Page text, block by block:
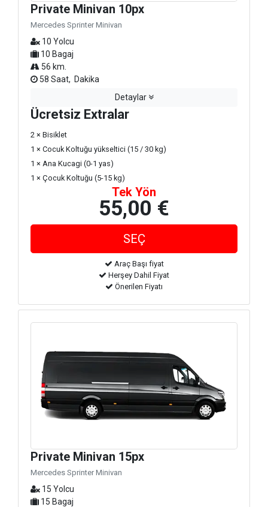
Private Minivan 10px
Mercedes Sprinter Minivan
10 Yolcu
10 Bagaj
56 km.
58 Saat, Dakika
Detaylar
Ücretsiz Extralar
2 × Bisiklet
1 × Cocuk Koltuğu yükseltici (15 / 30 kg)
1 × Ana Kucagi (0-1 yas)
1 × Çocuk Koltuğu (5-15 kg)
Tek Yön
55,00 €
Araç Başı fiyat
Herşey Dahil Fiyat
Önerilen Fiyatı
Private Minivan 15px
Mercedes Sprinter Minivan
15 Yolcu
15 Bagaj